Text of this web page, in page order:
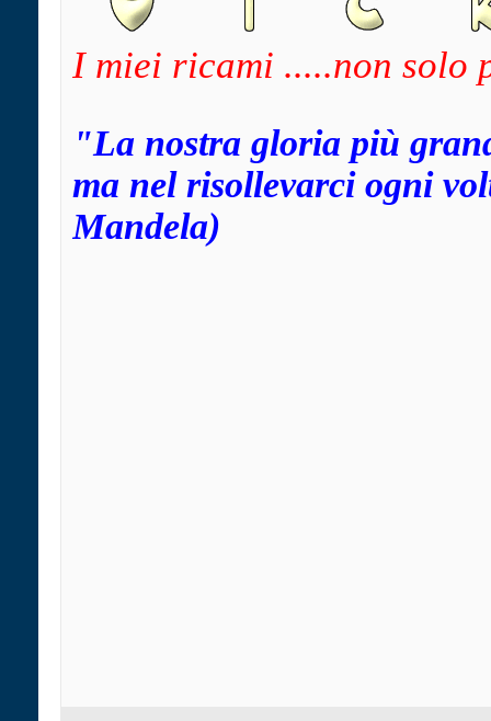
I miei ricami .....non solo
"La nostra gloria più
ma nel risollevarci ogni
Mandela)